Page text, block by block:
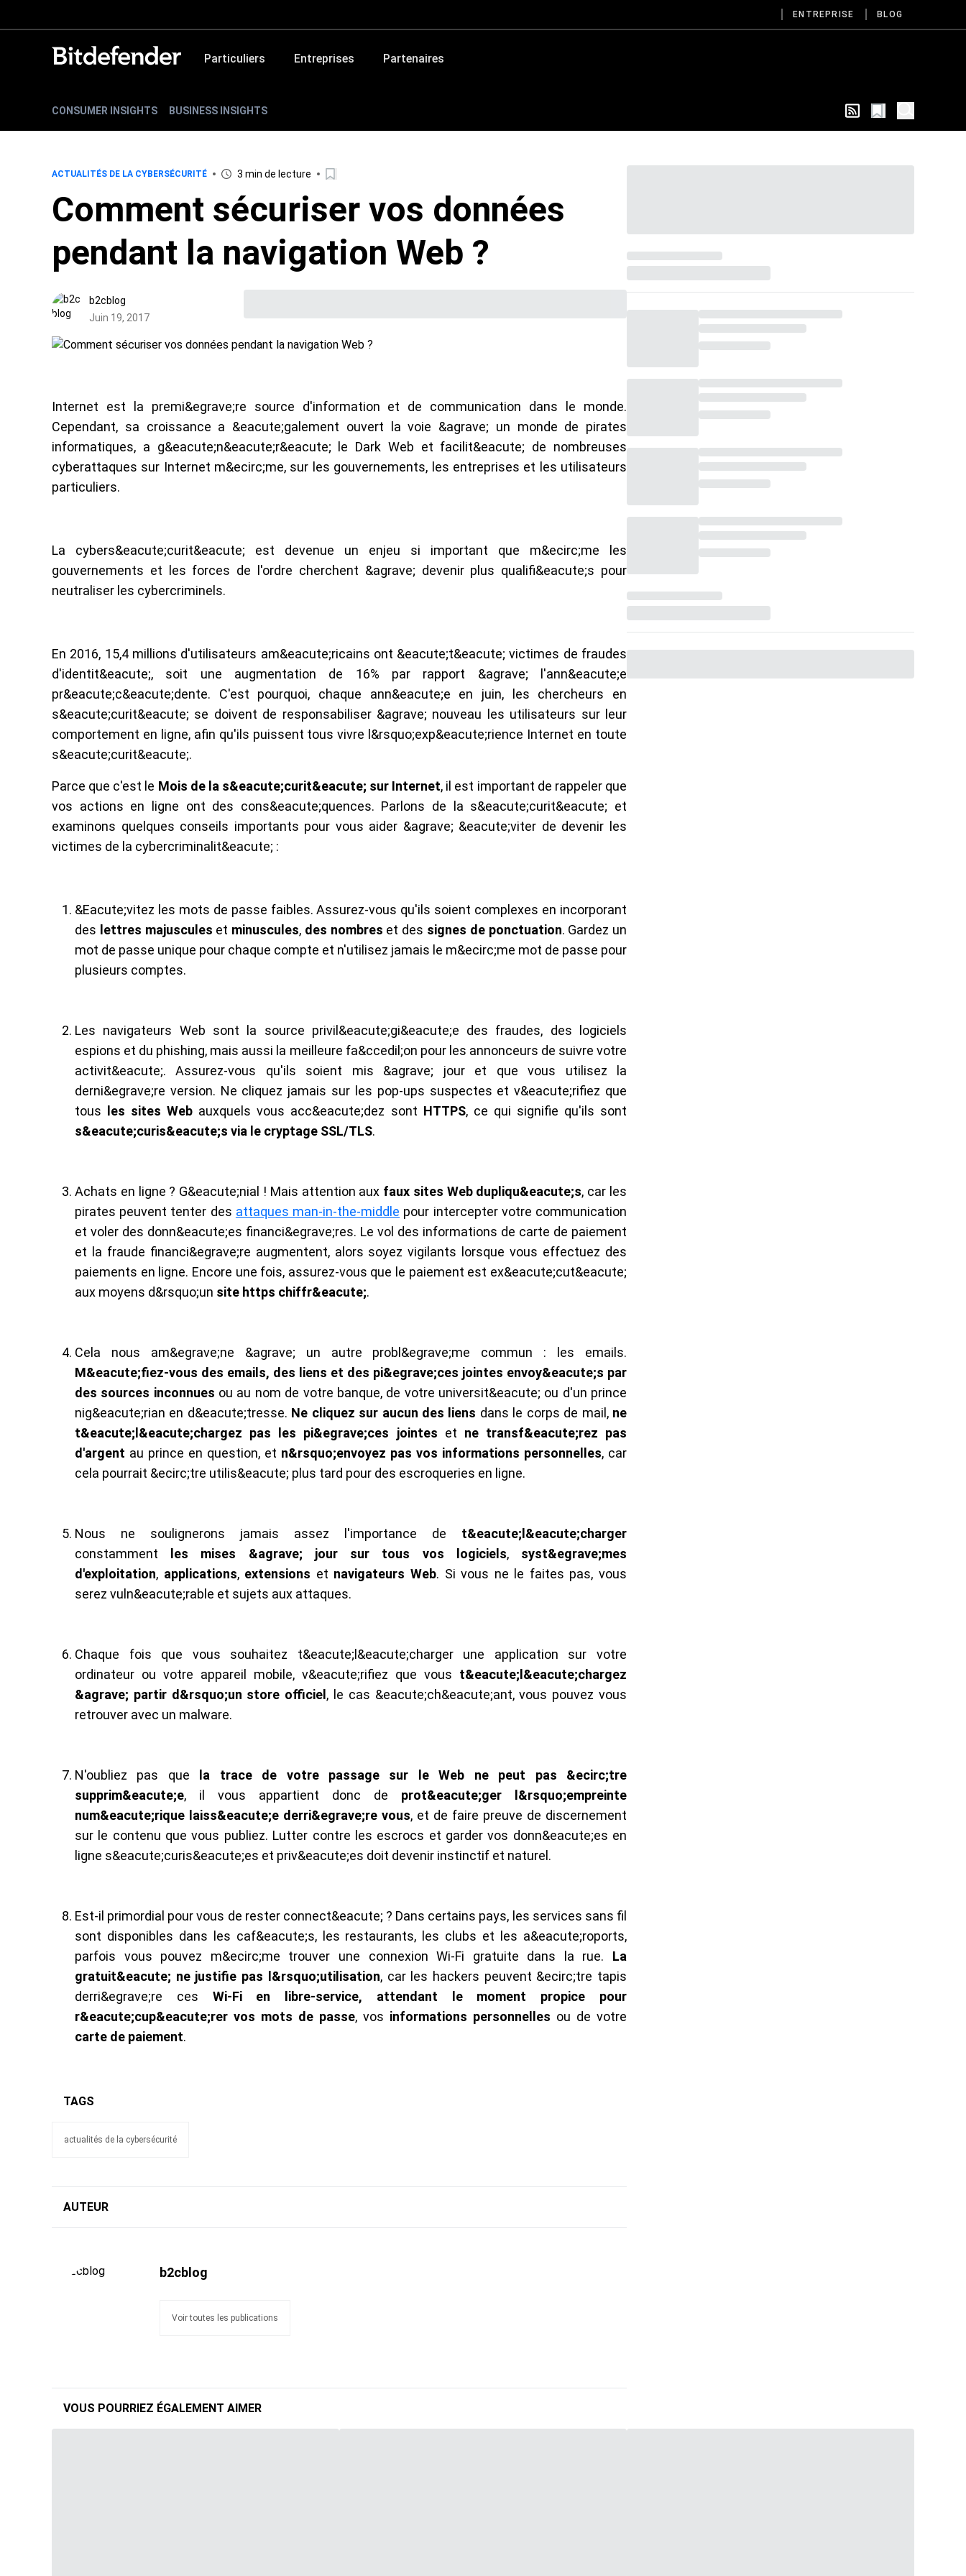
ENTREPRISE BLOG
Particuliers Entreprises Partenaires
CONSUMER INSIGHTS BUSINESS INSIGHTS
ACTUALITÉS DE LA CYBERSÉCURITÉ 3 min de lecture
Comment sécuriser vos données
pendant la navigation Web ?
b2cblog
Juin 19, 2017
Internet est la premi&egrave;re source d'information et de communication dans le monde.
Cependant, sa croissance a &eacute;galement ouvert la voie &agrave; un monde de pirates
informatiques, a g&eacute;n&eacute;r&eacute; le Dark Web et facilit&eacute; de nombreuses
cyberattaques sur Internet m&ecirc;me, sur les gouvernements, les entreprises et les utilisateurs
particuliers.
La cybers&eacute;curit&eacute; est devenue un enjeu si important que m&ecirc;me les
gouvernements et les forces de l'ordre cherchent &agrave; devenir plus qualifi&eacute;s pour
neutraliser les cybercriminels.
En 2016, 15,4 millions d'utilisateurs am&eacute;ricains ont &eacute;t&eacute; victimes de fraudes
d'identit&eacute;, soit une augmentation de 16% par rapport &agrave; l'ann&eacute;e
pr&eacute;c&eacute;dente. C'est pourquoi, chaque ann&eacute;e en juin, les chercheurs en
s&eacute;curit&eacute; se doivent de responsabiliser &agrave; nouveau les utilisateurs sur leur
comportement en ligne, afin qu'ils puissent tous vivre l&rsquo;exp&eacute;rience Internet en toute
s&eacute;curit&eacute;.
Parce que c'est le Mois de la s&eacute;curit&eacute; sur Internet, il est important de rappeler que
vos actions en ligne ont des cons&eacute;quences. Parlons de la s&eacute;curit&eacute; et
examinons quelques conseils importants pour vous aider &agrave; &eacute;viter de devenir les
victimes de la cybercriminalit&eacute; :
&Eacute;vitez les mots de passe faibles. Assurez-vous qu'ils soient complexes en incorporant
des lettres majuscules et minuscules, des nombres et des signes de ponctuation. Gardez un
mot de passe unique pour chaque compte et n'utilisez jamais le m&ecirc;me mot de passe pour
plusieurs comptes.
Les navigateurs Web sont la source privil&eacute;gi&eacute;e des fraudes, des logiciels
espions et du phishing, mais aussi la meilleure fa&ccedil;on pour les annonceurs de suivre votre
activit&eacute;. Assurez-vous qu'ils soient mis &agrave; jour et que vous utilisez la
derni&egrave;re version. Ne cliquez jamais sur les pop-ups suspectes et v&eacute;rifiez que
tous
les sites Web auxquels vous acc&eacute;dez sont HTTPS, ce qui signifie qu'ils sont
s&eacute;curis&eacute;s via le cryptage SSL/TLS.
Achats en ligne ? G&eacute;nial ! Mais attention aux faux sites Web dupliqu&eacute;s, car les
pirates peuvent tenter des attaques man-in-the-middle pour intercepter votre communication
et voler des donn&eacute;es financi&egrave;res. Le vol des informations de carte de paiement
et la fraude financi&egrave;re augmentent, alors soyez vigilants lorsque vous effectuez des
paiements en ligne. Encore une fois, assurez-vous que le paiement est ex&eacute;cut&eacute;
aux moyens d&rsquo;un site https chiffr&eacute;.
Cela nous am&egrave;ne &agrave; un autre probl&egrave;me commun : les emails.
M&eacute;fiez-vous des emails, des liens et des pi&egrave;ces jointes envoy&eacute;s par
des sources inconnues ou au nom de votre banque, de votre universit&eacute; ou d'un prince
nig&eacute;rian en d&eacute;tresse. Ne cliquez sur aucun des liens dans le corps de mail, ne
t&eacute;l&eacute;chargez pas les pi&egrave;ces jointes et ne transf&eacute;rez pas
d'argent au prince en question, et n&rsquo;envoyez pas vos informations personnelles, car
cela pourrait &ecirc;tre utilis&eacute; plus tard pour des escroqueries en ligne.
Nous ne soulignerons jamais assez l'importance de t&eacute;l&eacute;charger
constamment
les mises &agrave; jour sur tous vos logiciels, syst&egrave;mes
d'exploitation, applications, extensions et navigateurs Web. Si vous ne le faites pas, vous
serez vuln&eacute;rable et sujets aux attaques.
Chaque fois que vous souhaitez t&eacute;l&eacute;charger une application sur votre
ordinateur ou votre appareil mobile, v&eacute;rifiez que vous t&eacute;l&eacute;chargez
&agrave; partir d&rsquo;un store officiel , le cas &eacute;ch&eacute;ant, vous pouvez vous
retrouver avec un malware.
N'oubliez pas que
la trace de votre passage sur le Web ne peut pas &ecirc;tre
supprim&eacute;e, il vous appartient donc de prot&eacute;ger l&rsquo;empreinte
num&eacute;rique laiss&eacute;e derri&egrave;re vous, et de faire preuve de discernement
sur le contenu que vous publiez. Lutter contre les escrocs et garder vos donn&eacute;es en
ligne s&eacute;curis&eacute;es et priv&eacute;es doit devenir instinctif et naturel.
Est-il primordial pour vous de rester connect&eacute; ? Dans certains pays, les services sans fil
sont disponibles dans les caf&eacute;s, les restaurants, les clubs et les a&eacute;roports,
parfois vous pouvez m&ecirc;me trouver une connexion Wi-Fi gratuite dans la rue. La
gratuit&eacute; ne justifie pas l&rsquo;utilisation, car les hackers peuvent &ecirc;tre tapis
derri&egrave;re ces Wi-Fi en libre-service, attendant le moment propice pour
r&eacute;cup&eacute;rer vos mots de passe, vos informations personnelles ou de votre
carte de paiement.
TAGS
actualités de la cybersécurité
AUTEUR
b2cblog
Voir toutes les publications
VOUS POURRIEZ ÉGALEMENT AIMER